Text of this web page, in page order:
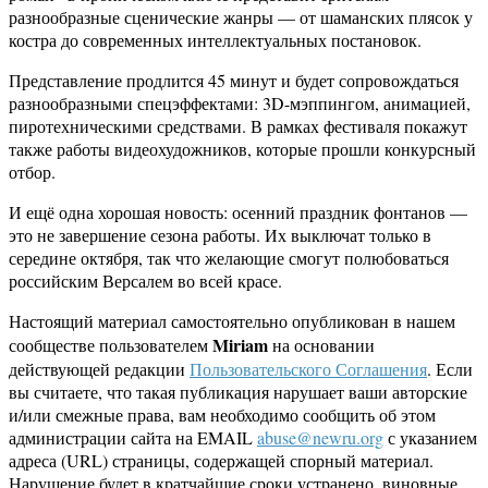
разнообразные сценические жанры — от шаманских плясок у
костра до современных интеллектуальных постановок.
Представление продлится 45 минут и будет сопровождаться
разнообразными спецэффектами: 3D-мэппингом, анимацией,
пиротехническими средствами. В рамках фестиваля покажут
также работы видеохудожников, которые прошли конкурсный
отбор.
И ещё одна хорошая новость: осенний праздник фонтанов —
это не завершение сезона работы. Их выключат только в
середине октября, так что желающие смогут полюбоваться
российским Версалем во всей красе.
Настоящий материал самостоятельно опубликован в нашем
сообществе пользователемMiriamна основании
действующей редакции Пользовательского Соглашения. Если
вы считаете, что такая публикация нарушает ваши авторские
и/или смежные права, вам необходимо сообщить об этом
администрации сайта на EMAILabuse@newru.orgс указанием
адреса (URL) страницы, содержащей спорный материал.